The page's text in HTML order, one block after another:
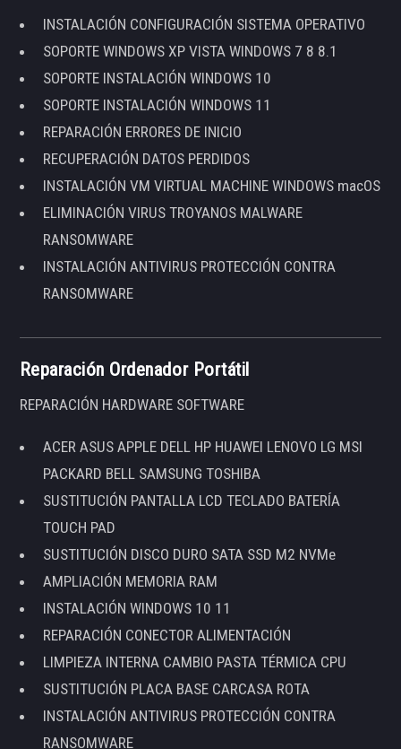
INSTALACIÓN CONFIGURACIÓN SISTEMA OPERATIVO
SOPORTE WINDOWS XP VISTA WINDOWS 7 8 8.1
SOPORTE INSTALACIÓN WINDOWS 10
SOPORTE INSTALACIÓN WINDOWS 11
REPARACIÓN ERRORES DE INICIO
RECUPERACIÓN DATOS PERDIDOS
INSTALACIÓN VM VIRTUAL MACHINE WINDOWS macOS
ELIMINACIÓN VIRUS TROYANOS MALWARE
RANSOMWARE
INSTALACIÓN ANTIVIRUS PROTECCIÓN CONTRA
RANSOMWARE
Reparación Ordenador Portátil
REPARACIÓN HARDWARE SOFTWARE
ACER ASUS APPLE DELL HP HUAWEI LENOVO LG MSI
PACKARD BELL SAMSUNG TOSHIBA
SUSTITUCIÓN PANTALLA LCD TECLADO BATERÍA
TOUCH PAD
SUSTITUCIÓN DISCO DURO SATA SSD M2 NVMe
AMPLIACIÓN MEMORIA RAM
INSTALACIÓN WINDOWS 10 11
REPARACIÓN CONECTOR ALIMENTACIÓN
LIMPIEZA INTERNA CAMBIO PASTA TÉRMICA CPU
SUSTITUCIÓN PLACA BASE CARCASA ROTA
INSTALACIÓN ANTIVIRUS PROTECCIÓN CONTRA
RANSOMWARE